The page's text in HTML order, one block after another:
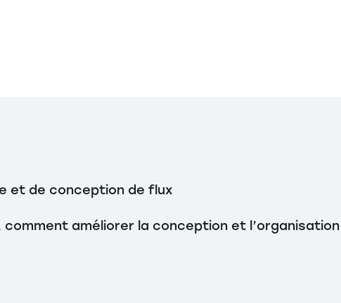
et de conception de flux
améliorer la conception et